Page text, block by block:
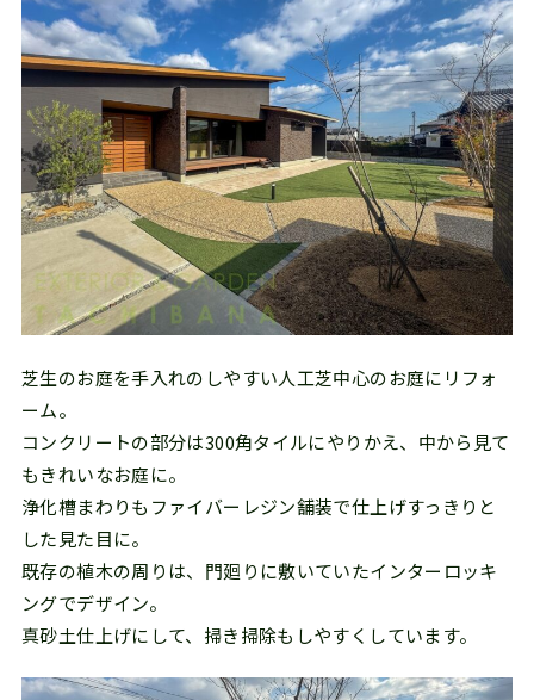
芝生のお庭を手入れのしやすい人工芝中心のお庭にリフォ
ーム。
コンクリートの部分は300角タイルにやりかえ、中から見て
もきれいなお庭に。
浄化槽まわりもファイバーレジン舗装で仕上げすっきりと
した見た目に。
既存の植木の周りは、門廻りに敷いていたインターロッキ
ングでデザイン。
真砂土仕上げにして、掃き掃除もしやすくしています。